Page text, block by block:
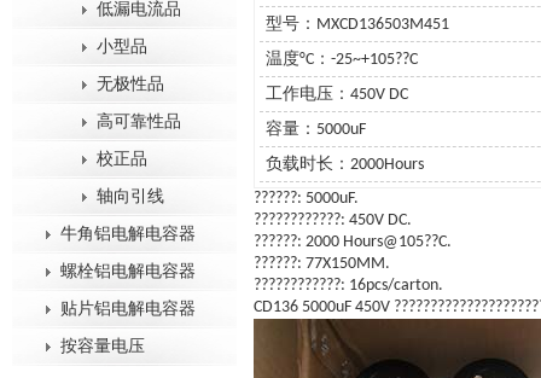
低漏电流品
小型品
无极性品
高可靠性品
校正品
轴向引线
牛角铝电解电容器
螺栓铝电解电容器
贴片铝电解电容器
按容量电压
型号：MXCD136503M451
温度°C：-25~+105??C
工作电压：450V DC
容量：5000uF
负载时长：2000Hours
??????: 5000uF.
????????????: 450V DC.
??????: 2000 Hours@105??C.
??????: 77X150MM.
????????????: 16pcs/carton.
CD136 5000uF 450V